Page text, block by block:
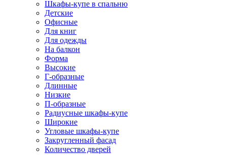
Шкафы-купе в спальню
Детские
Офисные
Для книг
Для одежды
На балкон
Форма
Высокие
Г-образные
Длинные
Низкие
П-образные
Радиусные шкафы-купе
Широкие
Угловые шкафы-купе
Закругленный фасад
Количество дверей